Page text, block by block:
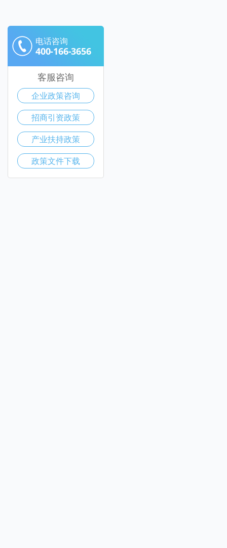
电话咨询
400-166-3656
客服咨询
企业政策咨询
招商引资政策
产业扶持政策
政策文件下载